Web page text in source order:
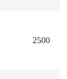
2500